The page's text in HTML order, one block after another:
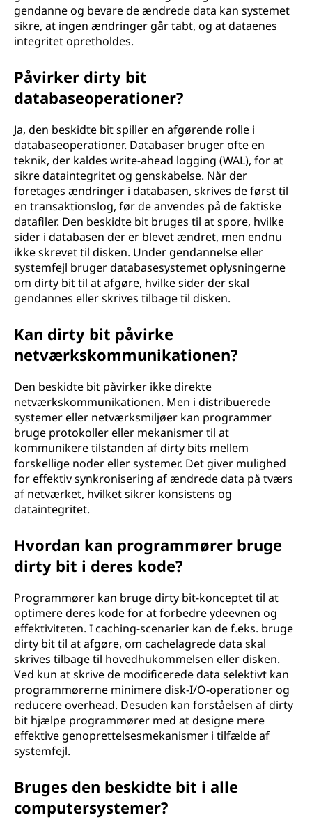
gendanne og bevare de ændrede data kan systemet
sikre, at ingen ændringer går tabt, og at dataenes
integritet opretholdes.
Påvirker dirty bit
databaseoperationer?
Ja, den beskidte bit spiller en afgørende rolle i
databaseoperationer. Databaser bruger ofte en
teknik, der kaldes write-ahead logging (WAL), for at
sikre dataintegritet og genskabelse. Når der
foretages ændringer i databasen, skrives de først til
en transaktionslog, før de anvendes på de faktiske
datafiler. Den beskidte bit bruges til at spore, hvilke
sider i databasen der er blevet ændret, men endnu
ikke skrevet til disken. Under gendannelse eller
systemfejl bruger databasesystemet oplysningerne
om dirty bit til at afgøre, hvilke sider der skal
gendannes eller skrives tilbage til disken.
Kan dirty bit påvirke
netværkskommunikationen?
Den beskidte bit påvirker ikke direkte
netværkskommunikationen. Men i distribuerede
systemer eller netværksmiljøer kan programmer
bruge protokoller eller mekanismer til at
kommunikere tilstanden af dirty bits mellem
forskellige noder eller systemer. Det giver mulighed
for effektiv synkronisering af ændrede data på tværs
af netværket, hvilket sikrer konsistens og
dataintegritet.
Hvordan kan programmører bruge
dirty bit i deres kode?
Programmører kan bruge dirty bit-konceptet til at
optimere deres kode for at forbedre ydeevnen og
effektiviteten. I caching-scenarier kan de f.eks. bruge
dirty bit til at afgøre, om cachelagrede data skal
skrives tilbage til hovedhukommelsen eller disken.
Ved kun at skrive de modificerede data selektivt kan
programmørerne minimere disk-I/O-operationer og
reducere overhead. Desuden kan forståelsen af dirty
bit hjælpe programmører med at designe mere
effektive genoprettelsesmekanismer i tilfælde af
systemfejl.
Bruges den beskidte bit i alle
computersystemer?